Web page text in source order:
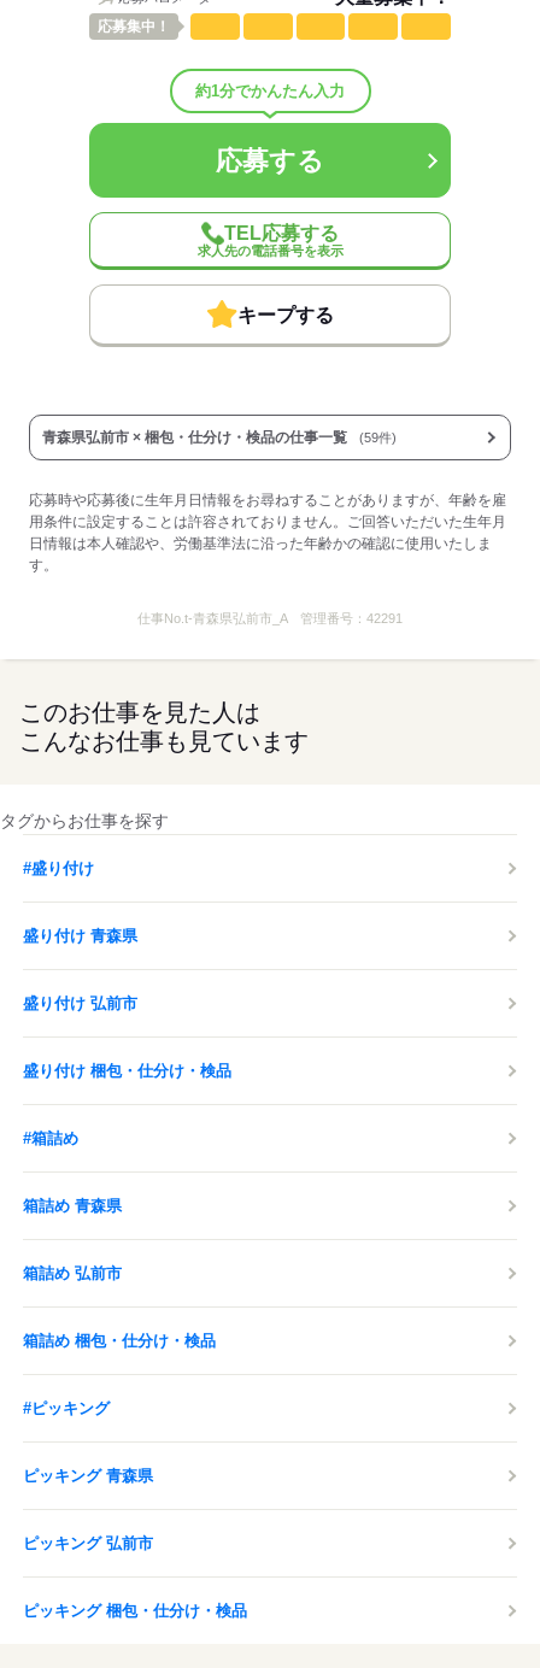
応募する
応募集中！
約1分でかんたん入力
応募する
TEL応募する
求人先の電話番号を表示
キープする
青森県弘前市 × 梱包・仕分け・検品の仕事一覧 (59件)
応募時や応募後に生年月日情報をお尋ねすることがありますが、年齢を雇
用条件に設定することは許容されておりません。ご回答いただいた生年月
日情報は本人確認や、労働基準法に沿った年齢かの確認に使用いたしま
す。
仕事No.t-青森県弘前市_A 管理番号： 42291
このお仕事を見た人は
こんなお仕事も見ています
タグからお仕事を探す
#盛り付け
盛り付け 青森県
盛り付け 弘前市
盛り付け 梱包・仕分け・検品
#箱詰め
箱詰め 青森県
箱詰め 弘前市
箱詰め 梱包・仕分け・検品
#ピッキング
ピッキング 青森県
ピッキング 弘前市
ピッキング 梱包・仕分け・検品